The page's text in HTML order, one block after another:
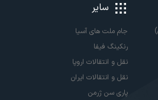
سایر
جام ملت های آسیا
رنکینگ فیفا
نقل و انتقالات اروپا
نقل و انتقالات ایران
پاری سن ژرمن